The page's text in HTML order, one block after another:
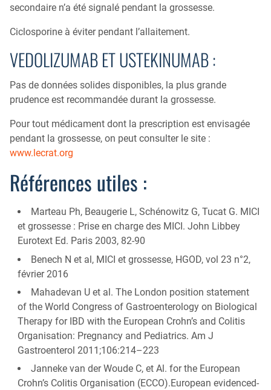
secondaire n’a été signalé pendant la grossesse.
Ciclosporine à éviter pendant l’allaitement.
VEDOLIZUMAB ET USTEKINUMAB :
Pas de données solides disponibles, la plus grande
prudence est recommandée durant la grossesse.
Pour tout médicament dont la prescription est envisagée
pendant la grossesse, on peut consulter le site :
www.lecrat.org
Références utiles :
Marteau Ph, Beaugerie L, Schénowitz G, Tucat G. MICI
et grossesse : Prise en charge des MICI. John Libbey
Eurotext Ed. Paris 2003, 82-90
Benech N et al, MICI et grossesse, HGOD, vol 23 n°2,
février 2016
Mahadevan U et al. The London position statement
of the World Congress of Gastroenterology on Biological
Therapy for IBD with the European Crohn’s and Colitis
Organisation: Pregnancy and Pediatrics. Am J
Gastroenterol 2011;106:214–223
Janneke van der Woude C, et Al. for the European
Crohn’s Colitis Organisation (ECCO).European evidenced-